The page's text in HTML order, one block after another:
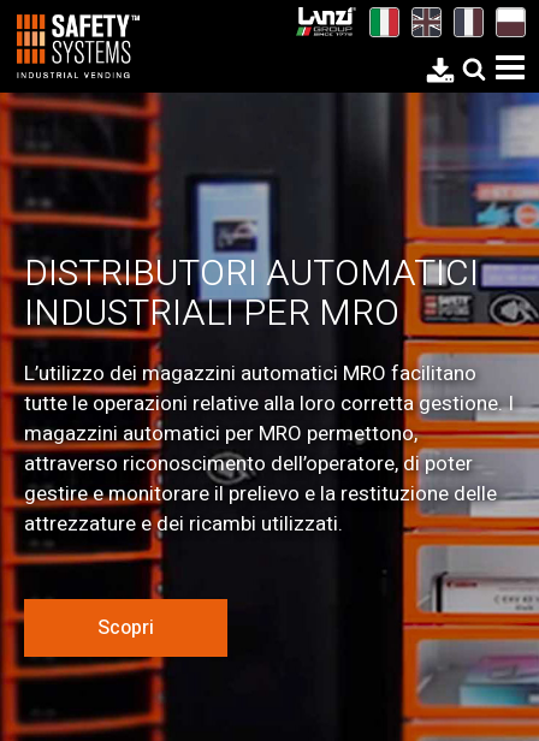
ARGO LINK.
CAPACITÀ DI
UN ALTRO PIANETA
ARGO LINK è la gamma di distribuzione automatica
industriale che unisce le caratteristiche e le qualità di
macchine diverse, per darti il meglio e rispondere a
ogni possibile esigenza di erogazione. ARGO LINK: la
soluzione unica per una capacità senza confini.
Scopri
DISTRIBUTORI AUTOMATICI
INDUSTRIALI PER MRO
L’utilizzo dei magazzini automatici MRO facilitano
tutte le operazioni relative alla loro corretta gestione. I
magazzini automatici per MRO permettono,
attraverso riconoscimento dell’operatore, di poter
gestire e monitorare il prelievo e la restituzione delle
attrezzature e dei ricambi utilizzati.
Scopri
DISTRIBUTORE AUTOMATICO
DI DPI
E MATERIALE A ELEVATA
ROTAZIONE
I distributori automatici di DPI sono studiati sulle
esigenze delle realtà produttive e dotati di un
software gestionale integrato ai processi aziendali.
Sono attivi H24 7/7 e permettono la tracciabilità della
distribuzione automatizzata nelle aree di utilizzo di
DPI e materiale a elevata rotazione.
Scopri